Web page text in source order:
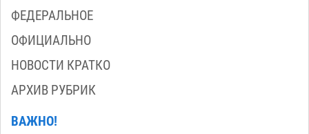
ФЕДЕРАЛЬНОЕ
ОФИЦИАЛЬНО
НОВОСТИ КРАТКО
АРХИВ РУБРИК
ВАЖНО!